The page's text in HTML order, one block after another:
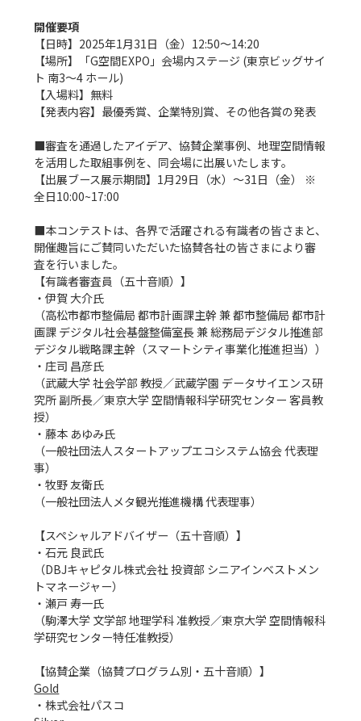
開催要項
【日時】2025年1月31日（金）12:50〜14:20
【場所】「G空間EXPO」会場内ステージ (東京ビッグサイ
ト 南3～4 ホール)
【入場料】無料
【発表内容】最優秀賞、企業特別賞、その他各賞の発表
■審査を通過したアイデア、協賛企業事例、地理空間情報
を活用した取組事例を、同会場に出展いたします。
【出展ブース展示期間】1月29日（水）〜31日（金） ※
全日10:00~17:00
■本コンテストは、各界で活躍される有識者の皆さまと、
開催趣旨にご賛同いただいた協賛各社の皆さまにより審
査を行いました。
【有識者審査員（五十音順）】
・伊賀 大介氏
（高松市都市整備局 都市計画課主幹 兼 都市整備局 都市計
画課 デジタル社会基盤整備室長 兼 総務局デジタル推進部
デジタル戦略課主幹（スマートシティ事業化推進担当））
・庄司 昌彦氏
（武蔵大学 社会学部 教授／武蔵学園 データサイエンス研
究所 副所長／東京大学 空間情報科学研究センター 客員教
授）
・藤本 あゆみ氏
（一般社団法人スタートアップエコシステム協会 代表理
事）
・牧野 友衛氏
（一般社団法人メタ観光推進機構 代表理事）
【スペシャルアドバイザー（五十音順）】
・石元 良武氏
（DBJキャピタル株式会社 投資部 シニアインベストメン
トマネージャー）
・瀬戸 寿一氏
（駒澤大学 文学部 地理学科 准教授／東京大学 空間情報科
学研究センター特任准教授）
Gold